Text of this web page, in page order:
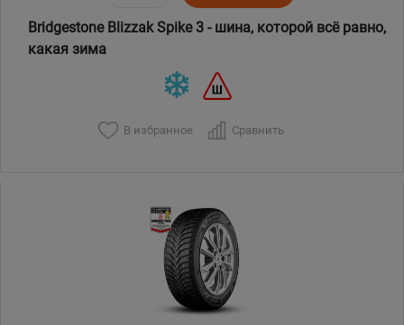
Bridgestone Blizzak Spike 3 - шина, которой всё равно,
какая зима
В избранное Сравнить